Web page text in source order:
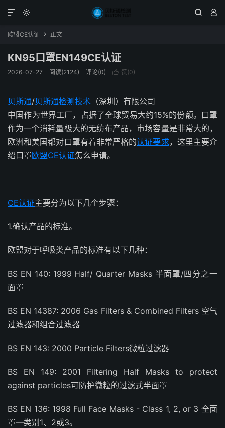
  

欧盟CE认证  正文
KN95口罩EN149CE认证
2026-07-27 阅读(2124) 评论(0)  赞(0)
贝斯通/贝斯通检测技术 （深圳）有限公司
中国作为世界工厂，占据了全球贸易大约15%的份额。口罩
作为一个消耗量极大的无纺布产品，市场容量是非常大的，
欧洲和美国都对口罩有着非常严格的认证要求，这里主要介
绍口罩欧盟CE认证怎么申请。
CE认证主要分为以下几个步骤：
1.确认产品的标准。
欧盟对于呼吸类产品的标准有以下几种：
BS EN 140: 1999 Half/ Quarter Masks 半面罩/四分之一
面罩
BS EN 14387: 2006 Gas Filters & Combined Filters 空气
过滤器和组合过滤器
BS EN 143: 2000 Particle Filters微粒过滤器
BS EN 149: 2001 Filtering Half Masks to protect
against particles可防护微粒的过滤式半面罩
BS EN 136: 1998 Full Face Masks - Class 1, 2, or 3 全面
罩—类别1、2或3。